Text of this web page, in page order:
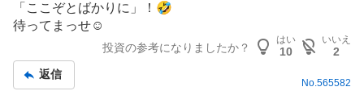
記
「ここぞとばかりに」！🤣
待ってまっせ☺️
投資の参考になりましたか？
はい
10
いいえ
2
返信
No. 565582